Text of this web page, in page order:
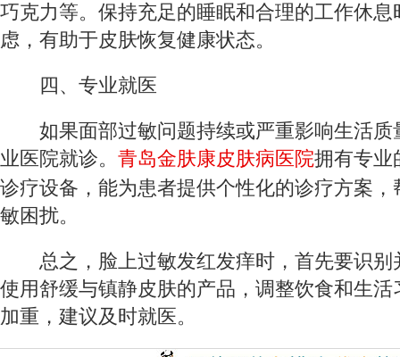
巧克力等。保持充足的睡眠和合理的工作休
虑，有助于皮肤恢复健康状态。
四、专业就医
如果面部过敏问题持续或严重影响生活质
业医院就诊。 青岛金肤康皮肤病医院拥有专业
诊疗设备，能为患者提供个性化的诊疗方案
敏困扰。
总之，脸上过敏发红发痒时，首先要识别
使用舒缓与镇静皮肤的产品，调整饮食和生
加重，建议及时就医。